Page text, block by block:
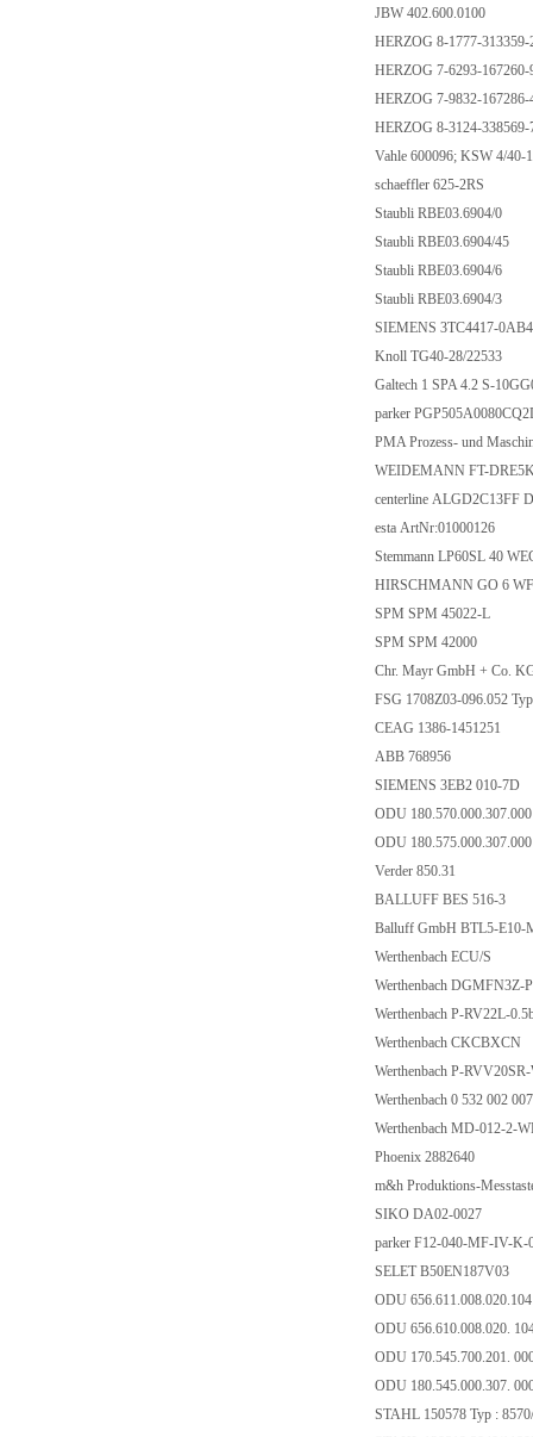
JBW 402.600.0100
HERZOG 8-1777-
HERZOG 7-6293-
HERZOG 7-9832-
HERZOG 8-3124-
Vahle 600096; KSW 4/40-
schaeffler 625-2RS
Staubli RBE03.6904/0
Staubli RBE03.6904/45
Staubli RBE03.6904/6
Staubli RBE03.6904/3
SIEMENS 3TC4417-
Knoll TG40-28/22533
Galtech 1 SPA 4.2 S-
parker
PMA Prozess- und
WEIDEMANN FT-
centerline ALGD2C13FF
esta ArtNr:01000126
Stemmann LP60SL 40
HIRSCHMANN GO 6
SPM SPM 45022-L
SPM SPM 42000
Chr. Mayr GmbH + Co.
FSG 1708Z03-096.052
CEAG 1386-1451251
ABB 768956
SIEMENS 3EB2 010-7D
ODU
ODU
Verder 850.31
BALLUFF BES 516-3
Balluff GmbH BTL5-E10-
Werthenbach ECU/S
Werthenbach DGMFN3Z-
Werthenbach P-RV22L-
Werthenbach CKCBXCN
Werthenbach P-
Werthenbach 0 532 002
Werthenbach MD-012-2-
Phoenix 2882640
m&h Produktions-
SIKO DA02-0027
parker F12-040-MF-IV-K-
SELET B50EN187V03
ODU
ODU 656.610.008.020.
ODU 170.545.700.201.
ODU 180.545.000.307.
STAHL 150578 Typ :